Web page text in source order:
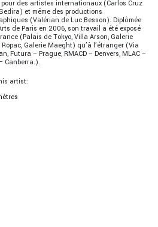
des artistes internationaux (Carlos Cruz
et même des productions
(Valérian de Luc Besson). Diplômée
de Paris en 2006, son travail a été exposé
(Palais de Tokyo, Villa Arson, Galerie
Galerie Maeght) qu’à l’étranger (Via
Futura – Prague, RMACD – Denvers, MLAC –
Canberra.).
artist: